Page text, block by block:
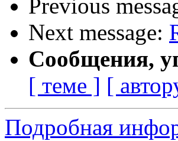
Previous
Next message:
Сообщения,
[ теме ] [
Подробная